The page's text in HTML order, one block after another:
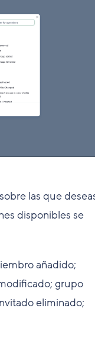
las que
disponibles se
añadido;
grupo
eliminado;